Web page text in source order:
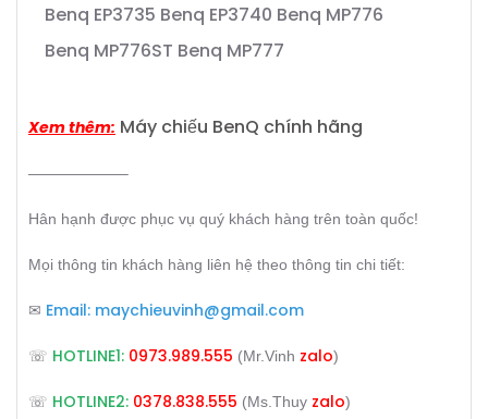
Benq EP3735 Benq EP3740 Benq MP776
Benq MP776ST Benq MP777
Xem thêm: Máy chiếu BenQ chính hãng
——————–
Hân hạnh được phục vụ quý khách hàng trên toàn quốc!
Mọi thông tin khách hàng liên hệ theo thông tin chi tiết:
✉ Email: maychieuvinh@gmail.com
☏ HOTLINE1: 0973.989.555 (Mr.Vinh zalo)
☏ HOTLINE2: 0378.838.555 (Ms.Thuy zalo)